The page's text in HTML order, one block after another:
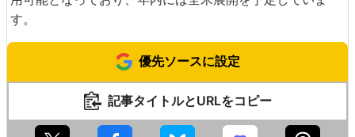
す。
優先ソースに設定
記事タイトルとURLをコピー